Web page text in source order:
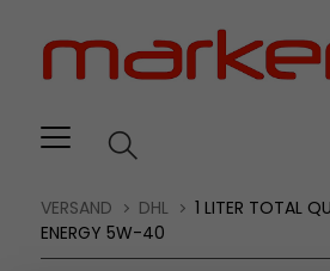
Verwenden
Barrierefreiheitsmenü
VERSAND DHL
1 LITER TOTAL
ENERGY 5W-40